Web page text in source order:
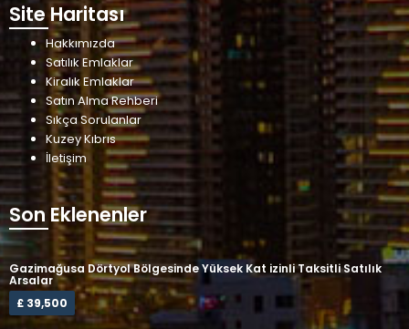
Site Haritası
Hakkımızda
Satılık Emlaklar
Kiralık Emlaklar
Satın Alma Rehberi
Sıkça Sorulanlar
Kuzey Kıbrıs
İletişim
Son Eklenenler
Gazimağusa Dörtyol Bölgesinde Yüksek Kat izinli Taksitli Satılık
Arsalar
£ 39,500